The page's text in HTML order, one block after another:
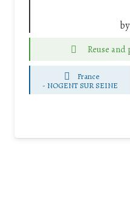
Reuse
France
- NOGENT SUR SEINE